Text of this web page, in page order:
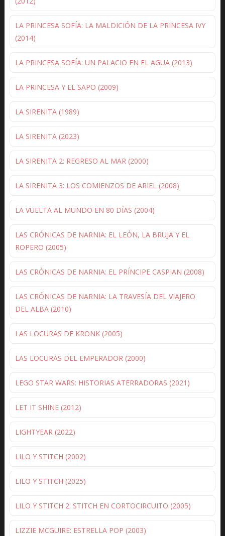
LA PRINCESA SOFÍA: LA MALDICIÓN DE LA PRINCESA IVY
(2014)
LA PRINCESA SOFÍA: UN PALACIO EN EL AGUA (2013)
LA PRINCESA Y EL SAPO (2009)
LA SIRENITA (1989)
LA SIRENITA (2023)
LA SIRENITA 2: REGRESO AL MAR (2000)
LA SIRENITA 3: LOS COMIENZOS DE ARIEL (2008)
LA VUELTA AL MUNDO EN 80 DÍAS (2004)
LAS CRÓNICAS DE NARNIA: EL LEÓN, LA BRUJA Y EL
ROPERO (2005)
LAS CRÓNICAS DE NARNIA: EL PRÍNCIPE CASPIAN (2008)
LAS CRÓNICAS DE NARNIA: LA TRAVESÍA DEL VIAJERO
DEL ALBA (2010)
LAS LOCURAS DE KRONK (2005)
LAS LOCURAS DEL EMPERADOR (2000)
LEGO STAR WARS: HISTORIAS ATERRADORAS (2021)
LET IT SHINE (2012)
LIGHTYEAR (2022)
LILO Y STITCH (2002)
LILO Y STITCH (2025)
LILO Y STITCH 2: STITCH EN CORTOCIRCUITO (2005)
LIZZIE MCGUIRE: ESTRELLA POP (2003)